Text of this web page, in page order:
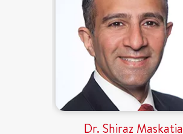
Dr. Shiraz Maskatia